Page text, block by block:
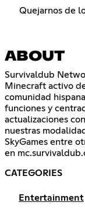
Quejarnos de
ABOUT
Survivaldub
Minecraft activo
comunidad
funciones y
actualizaciones
nuestras
SkyGames entre
en
CATEGORIES
Entertainment